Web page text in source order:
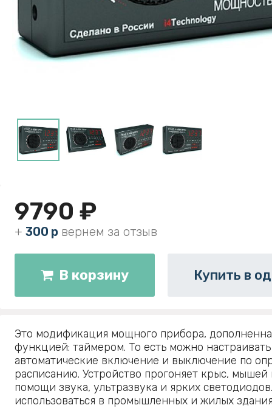
9790 ₽
+ 300 р вернем за отзыв
В корзину Купить в
Это модификация мощного прибора,
функцией: таймером. То есть можно настраивать
автоматические включение и выключение по
расписанию. Устройство прогоняет крыс,
помощи звука, ультразвука и ярких
использоваться в промышленных и жилых